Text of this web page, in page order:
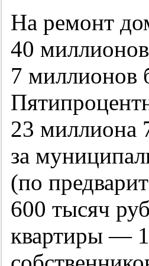
На ремонт
40
7 миллионов
23 миллиона
за
(по
600 тысяч
квартиры —